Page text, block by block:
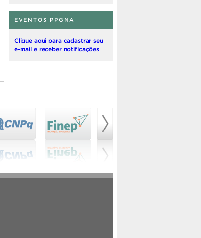
EVENTOS PPGNA
Clique aqui para cadastrar seu
e-mail e receber notificações